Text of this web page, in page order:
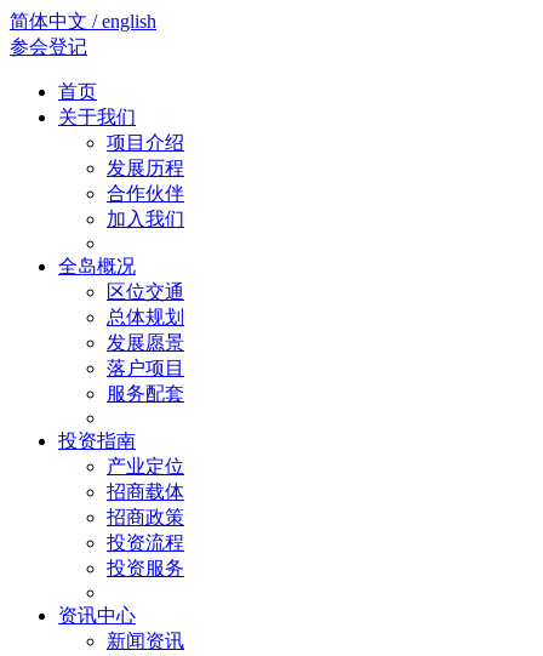
简体中文 / english
参会登记
首页
关于我们
项目介绍
发展历程
合作伙伴
加入我们
全岛概况
区位交通
总体规划
发展愿景
落户项目
服务配套
投资指南
产业定位
招商载体
招商政策
投资流程
投资服务
资讯中心
新闻资讯